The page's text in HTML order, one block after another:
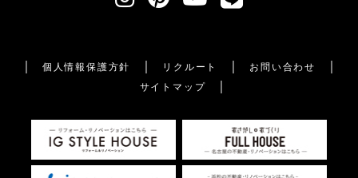
個人情報保護方針 リクルート
お問い合わせ
サイトマップ